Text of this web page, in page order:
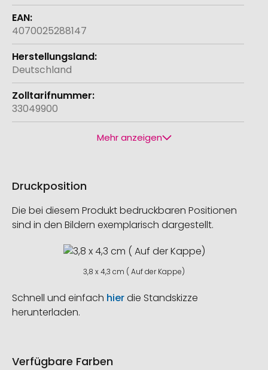
4070025288147
Deutschland
33049900
Mehr anzeigen
Druckposition
Die bei diesem Produkt bedruckbaren Positionen
sind in den Bildern exemplarisch dargestellt.
3,8 x 4,3 cm ( Auf der Kappe)
Schnell und einfach hierdie Standskizze
herunterladen.
Verfügbare Farben